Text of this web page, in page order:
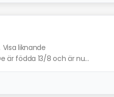
Visa liknande
är födda 13/8 och är nu...